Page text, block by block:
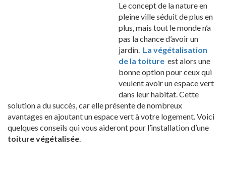
Le concept de la nature en
pleine ville séduit de plus en
plus, mais tout le monde n’a
pas la chance d’avoir un
jardin. La végétalisation
de la toiture est alors une
bonne option pour ceux qui
veulent avoir un espace vert
dans leur habitat. Cette
solution a du succès, car elle présente de nombreux
avantages en ajoutant un espace vert à votre logement. Voici
quelques conseils qui vous aideront pour l’installation d’une
toiture végétalisée.